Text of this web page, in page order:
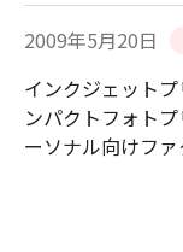
2009年5月20日
インクジェット
ンパクトフォト
ーソナル向けフ